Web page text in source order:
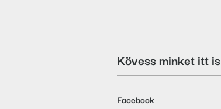
Kövess minket itt is
Facebook